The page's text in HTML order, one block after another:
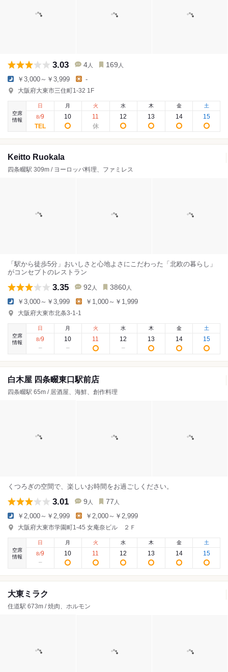
3.03 4 人 169 人
￥3,000～￥3,999 -
大阪府大東市三住町1-32 1F
空席
情報
日
8/9
月
10
火
11
水
12
木
13
金
14
土
15
Keitto Ruokala
四条畷駅 309m / ヨーロッパ料理、ファミレス
「駅から徒歩5分」おいしさと心地よさにこだわった「北欧の暮らし」
がコンセプトのレストラン
3.35 92 人 3860 人
￥3,000～￥3,999 ￥1,000～￥1,999
大阪府大東市北条3-1-1
空席
情報
日
8/9
月
10
火
11
水
12
木
13
金
14
土
15
白木屋 四条畷東口駅前店
四条畷駅 65m / 居酒屋、海鮮、創作料理
くつろぎの空間で、楽しいお時間をお過ごしください。
3.01 9 人 77 人
￥2,000～￥2,999 ￥2,000～￥2,999
大阪府大東市学園町1-45 女庵奈ビル ２Ｆ
空席
情報
日
8/9
月
10
火
11
水
12
木
13
金
14
土
15
大東ミラク
住道駅 673m / 焼肉、ホルモン